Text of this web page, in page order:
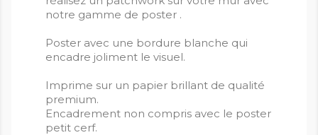
notre gamme de poster .
Poster avec une bordure blanche qui
encadre joliment le visuel.
Imprime sur un papier brillant de qualité
premium.
Encadrement non compris avec le poster
petit cerf.